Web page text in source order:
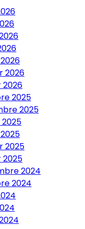
2026
2026
2025
2025
2025
2025
2024
2024